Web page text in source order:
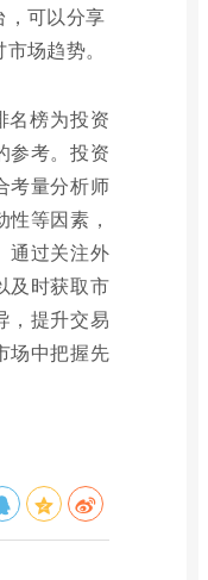
，可以分享
场趋势。
名榜为投资
参考。投资
考量分析师
等因素，
通过关注外
及时获取市
，提升交易
场中把握先